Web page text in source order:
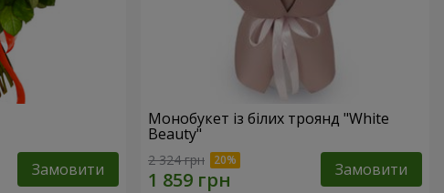
Замовити
Монобукет із білих троянд "White
Beauty"
2 324 грн Замовити